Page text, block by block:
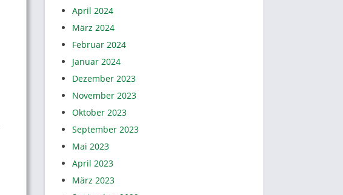
April 2024
März 2024
Februar 2024
Januar 2024
Dezember 2023
November 2023
Oktober 2023
September 2023
Mai 2023
April 2023
März 2023